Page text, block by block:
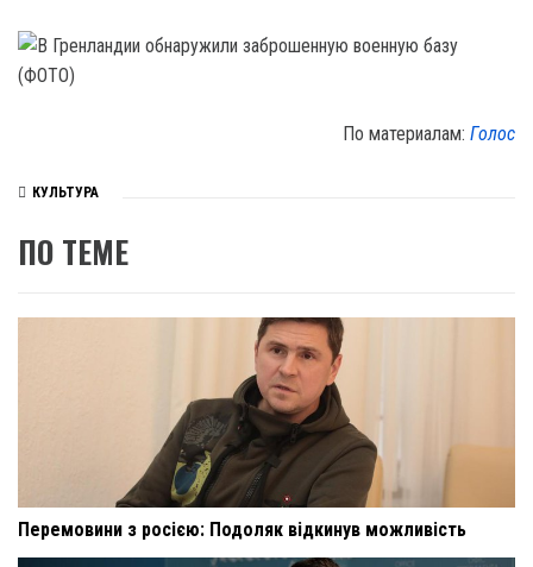
По материалам: Голос
КУЛЬТУРА
ПО ТЕМЕ
Перемовини з росією: Подоляк відкинув можливість